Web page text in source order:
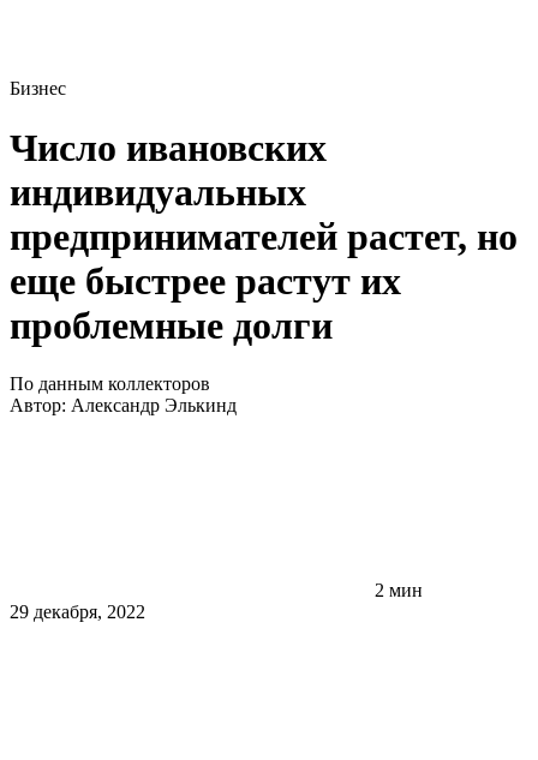
Бизнес
Число ивановских
индивидуальных
предпринимателей растет, но
еще быстрее растут их
проблемные долги
По данным коллекторов
Автор: Александр Элькинд
2 мин
29 декабря, 2022